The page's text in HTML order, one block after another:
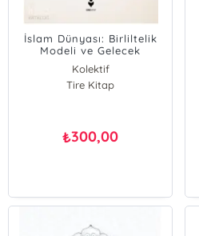
İslam Dünyası: Birliltelik
Modeli ve Gelecek
Perspektifi
Kolektif
Tire Kitap
₺300,00